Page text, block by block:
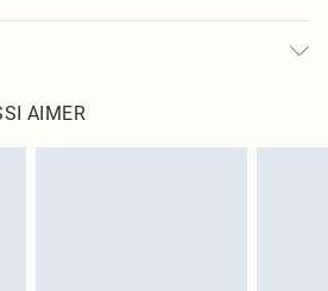
pas rembourser les masques tendance, les
AIMER